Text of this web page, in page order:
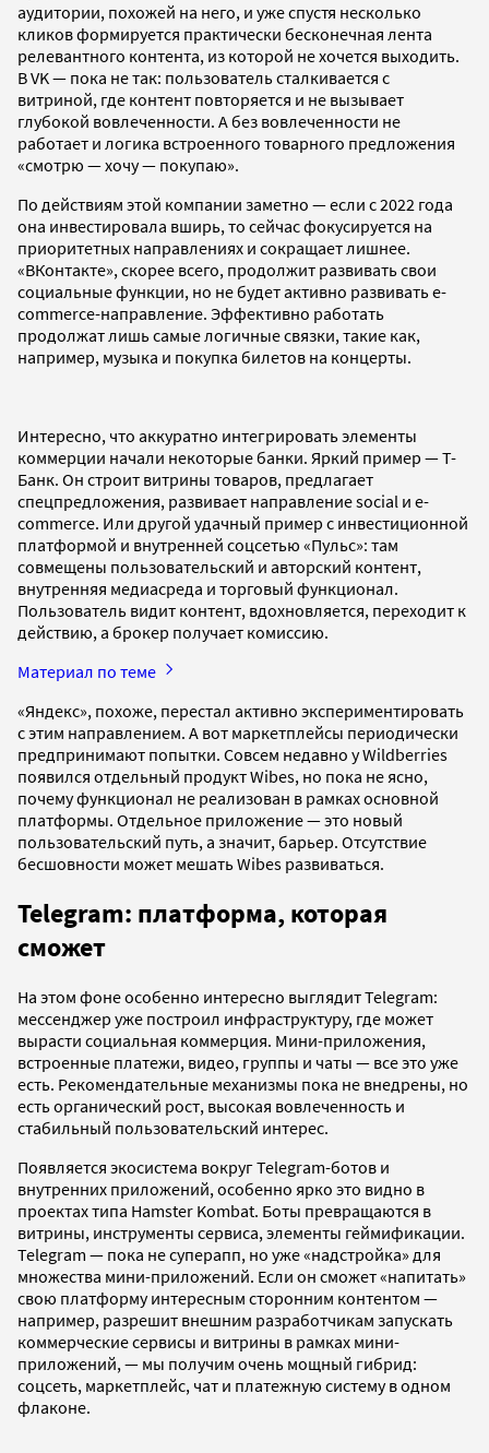
аудитории, похожей на него, и уже спустя несколько
кликов формируется практически бесконечная лента
релевантного контента, из которой не хочется выходить.
В VK — пока не так: пользователь сталкивается с
витриной, где контент повторяется и не вызывает
глубокой вовлеченности. А без вовлеченности не
работает и логика встроенного товарного предложения
«смотрю — хочу — покупаю».
По действиям этой компании заметно — если с 2022 года
она инвестировала вширь, то сейчас фокусируется на
приоритетных направлениях и сокращает лишнее.
«ВКонтакте», скорее всего, продолжит развивать свои
социальные функции, но не будет активно развивать e-
commerce-направление. Эффективно работать
продолжат лишь самые логичные связки, такие как,
например, музыка и покупка билетов на концерты.
Интересно, что аккуратно интегрировать элементы
коммерции начали некоторые банки. Яркий пример — Т-
Банк. Он строит витрины товаров, предлагает
спецпредложения, развивает направление social и e-
commerce. Или другой удачный пример с инвестиционной
платформой и внутренней соцсетью «Пульс»: там
совмещены пользовательский и авторский контент,
внутренняя медиасреда и торговый функционал.
Пользователь видит контент, вдохновляется, переходит к
действию, а брокер получает комиссию.
Материал по теме
«Яндекс», похоже, перестал активно экспериментировать
с этим направлением. А вот маркетплейсы периодически
предпринимают попытки. Совсем недавно у Wildberries
появился отдельный продукт Wibes, но пока не ясно,
почему функционал не реализован в рамках основной
платформы. Отдельное приложение — это новый
пользовательский путь, а значит, барьер. Отсутствие
бесшовности может мешать Wibes развиваться.
Telegram: платформа, которая
сможет
На этом фоне особенно интересно выглядит Telegram:
мессенджер уже построил инфраструктуру, где может
вырасти социальная коммерция. Мини-приложения,
встроенные платежи, видео, группы и чаты — все это уже
есть. Рекомендательные механизмы пока не внедрены, но
есть органический рост, высокая вовлеченность и
стабильный пользовательский интерес.
Появляется экосистема вокруг Telegram-ботов и
внутренних приложений, особенно ярко это видно в
проектах типа Hamster Kombat. Боты превращаются в
витрины, инструменты сервиса, элементы геймификации.
Telegram — пока не суперапп, но уже «надстройка» для
множества мини-приложений. Если он сможет «напитать»
свою платформу интересным сторонним контентом —
например, разрешит внешним разработчикам запускать
коммерческие сервисы и витрины в рамках мини-
приложений, — мы получим очень мощный гибрид:
соцсеть, маркетплейс, чат и платежную систему в одном
флаконе.